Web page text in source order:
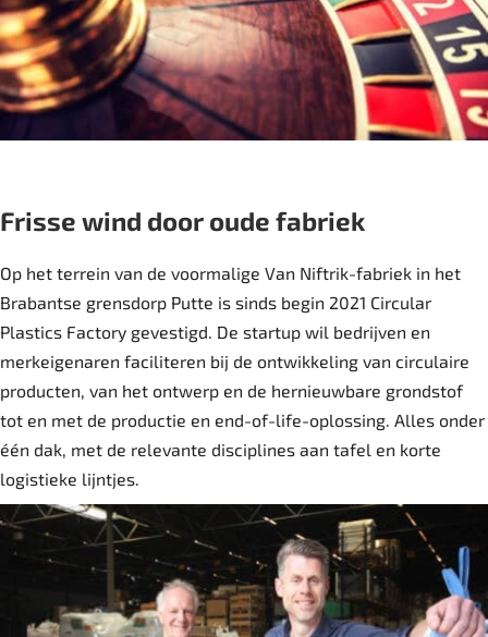
Frisse wind door oude fabriek
Op het terrein van de voormalige Van Niftrik-fabriek in het
Brabantse grensdorp Putte is sinds begin 2021 Circular
Plastics Factory gevestigd. De startup wil bedrijven en
merkeigenaren faciliteren bij de ontwikkeling van circulaire
producten, van het ontwerp en de hernieuwbare grondstof
tot en met de productie en end-of-life-oplossing. Alles onder
één dak, met de relevante disciplines aan tafel en korte
logistieke lijntjes.